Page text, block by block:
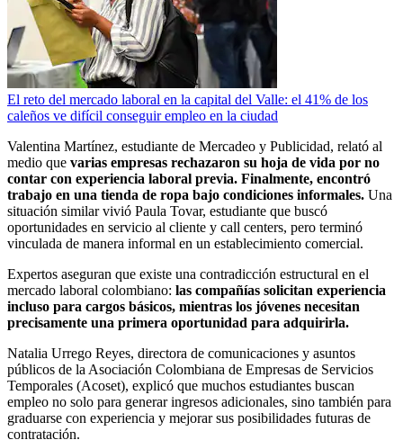
El reto del mercado laboral en la capital del Valle: el 41% de los
caleños ve difícil conseguir empleo en la ciudad
Valentina Martínez, estudiante de Mercadeo y Publicidad, relató al
medio que varias empresas rechazaron su hoja de vida por no
contar con experiencia laboral previa. Finalmente, encontró
trabajo en una tienda de ropa bajo condiciones informales. Una
situación similar vivió Paula Tovar, estudiante que buscó
oportunidades en servicio al cliente y call centers, pero terminó
vinculada de manera informal en un establecimiento comercial.
Expertos aseguran que existe una contradicción estructural en el
mercado laboral colombiano: las compañías solicitan experiencia
incluso para cargos básicos, mientras los jóvenes necesitan
precisamente una primera oportunidad para adquirirla.
Natalia Urrego Reyes, directora de comunicaciones y asuntos
públicos de la Asociación Colombiana de Empresas de Servicios
Temporales (Acoset), explicó que muchos estudiantes buscan
empleo no solo para generar ingresos adicionales, sino también para
graduarse con experiencia y mejorar sus posibilidades futuras de
contratación.